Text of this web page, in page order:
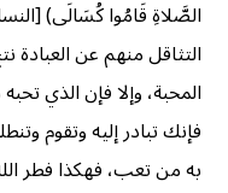
التثاقل منهم عن العبادة
المحبة، وإلا فإن الذي
فإنك تبادر إليه وتقوم
به من تعب، فهكذا فطر